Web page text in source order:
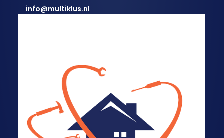
info@multiklus.nl